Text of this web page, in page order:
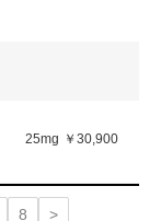
25mg ￥30,900
8